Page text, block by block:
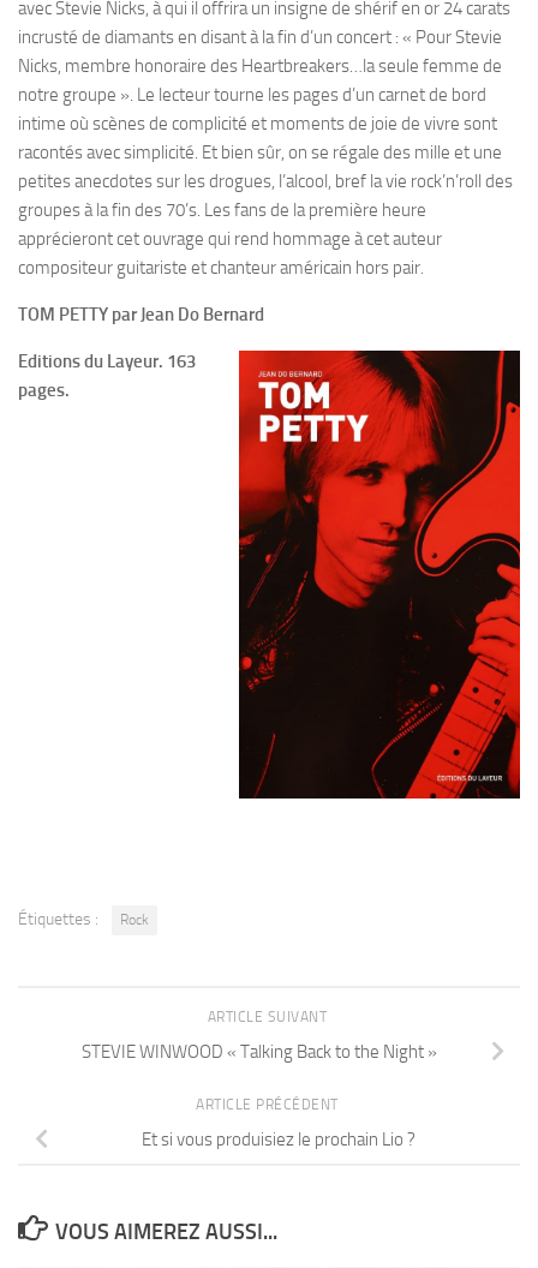
avec Stevie Nicks, à qui il offrira un insigne de shérif en or 24 carats
incrusté de diamants en disant à la fin d’un concert : « Pour Stevie
Nicks, membre honoraire des Heartbreakers…la seule femme de
notre groupe ». Le lecteur tourne les pages d’un carnet de bord
intime où scènes de complicité et moments de joie de vivre sont
racontés avec simplicité. Et bien sûr, on se régale des mille et une
petites anecdotes sur les drogues, l’alcool, bref la vie rock’n’roll des
groupes à la fin des 70’s. Les fans de la première heure
apprécieront cet ouvrage qui rend hommage à cet auteur
compositeur guitariste et chanteur américain hors pair.
TOM PETTY par Jean Do Bernard
Editions du Layeur.‎ 163
pages.
Étiquettes : Rock
ARTICLE SUIVANT
STEVIE WINWOOD « Talking Back to the Night »
ARTICLE PRÉCÉDENT
Et si vous produisiez le prochain Lio ?
VOUS AIMEREZ AUSSI...